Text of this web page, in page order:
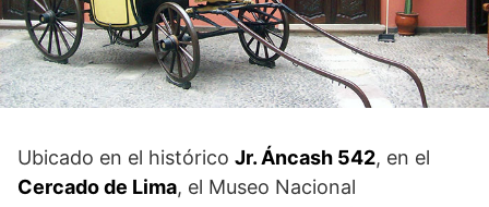
Ubicado en el histórico Jr. Áncash 542, en el
Cercado de Lima, el Museo Nacional